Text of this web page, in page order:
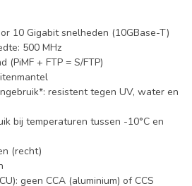
10 Gigabit snelheden (10GBase-T)
500 MHz
(PiMF + FTP = S/FTP)
resistent tegen UV, water en
bij temperaturen tussen -10°C en
(recht)
geen CCA (aluminium) of CCS